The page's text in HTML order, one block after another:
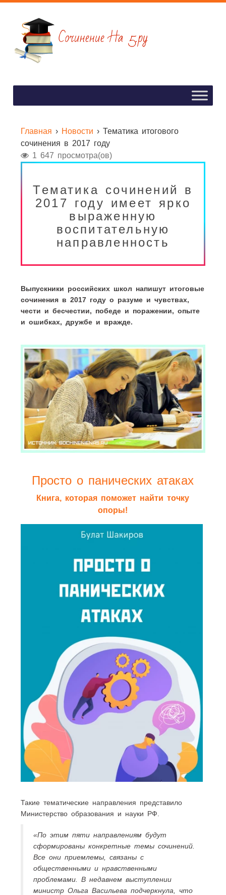
Главная › Новости › Тематика итогового
сочинения в 2017 году
1 647 просмотра(ов)
Тематика сочинений в
2017 году имеет ярко
выраженную
воспитательную
направленность
Выпускники российских школ напишут итоговые
сочинения в 2017 году о разуме и чувствах,
чести и бесчестии, победе и поражении, опыте
и ошибках, дружбе и вражде.
Просто о панических атаках
Книга, которая поможет найти точку
опоры!
Такие тематические направления представило
Министерство образования и науки РФ.
«По этим пяти направлениям будут
сформированы конкретные темы сочинений.
Все они приемлемы, связаны с
общественными и нравственными
проблемами. В недавнем выступлении
министр Ольга Васильева подчеркнула, что